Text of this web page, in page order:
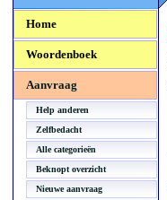
Home
Woordenboek
Aanvraag
Help anderen
Zelfbedacht
Alle categorieën
Beknopt overzicht
Nieuwe aanvraag